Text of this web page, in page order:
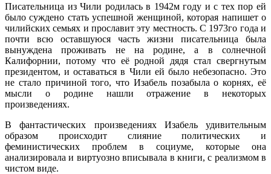
Писательница из Чили родилась в 1942м году и с тех пор ей
было суждено стать успешной женщиной, которая напишет о
чилийских семьях и прославит эту местность. С 1973го года и
почти всю оставшуюся часть жизни писательница была
вынуждена проживать не на родине, а в солнечной
Калифорнии, потому что её родной дядя стал свергнутым
президентом, и оставаться в Чили ей было небезопасно. Это
не стало причиной того, что Изабель позабыла о корнях, её
мысли о родине нашли отражение в некоторых
произведениях.
В фантастических произведениях Изабель удивительным
образом происходит слияние политических и
феминистических проблем в социуме, которые она
анализировала и виртуозно вписывала в книги, с реализмом в
чистом виде.